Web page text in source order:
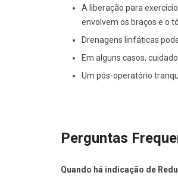
A liberação para
envolvem os braços e o
Drenagens linfáticas
Em alguns casos,
Um pós-operatório
Perguntas
Quando há indicação de